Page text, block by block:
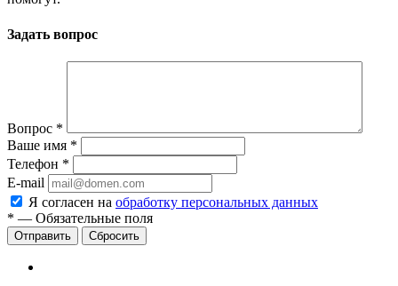
Задать вопрос
Вопрос *
Ваше имя *
Телефон *
E-mail
Я согласен на обработку персональных данных
* — Обязательные поля
Сбросить